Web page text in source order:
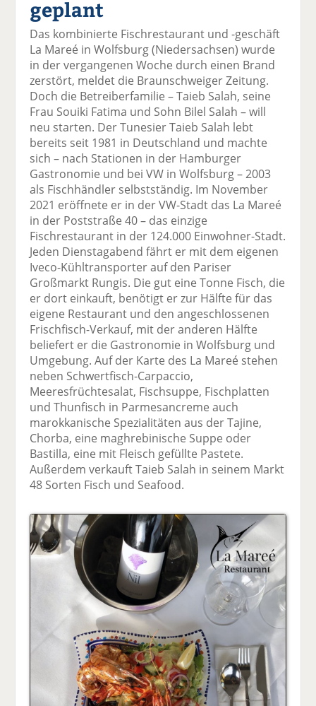
uf
F
ac
e
b
o
o
k
te
il
e
n
wi
tt
er
n
uf
Li
n
k
e
di
n
te
e
n
er
E
m
ai
l
v
se
d
e
n
ru
ck
e
geplant
Das kombinierte Fischrestaurant und -geschäft
La Mareé in Wolfsburg (Niedersachsen) wurde
in der vergangenen Woche durch einen Brand
zerstört, meldet die Braunschweiger Zeitung.
Doch die Betreiberfamilie – Taieb Salah, seine
Frau Souiki Fatima und Sohn Bilel Salah – will
neu starten. Der Tunesier Taieb Salah lebt
bereits seit 1981 in Deutschland und machte
sich – nach Stationen in der Hamburger
Gastronomie und bei VW in Wolfsburg – 2003
als Fischhändler selbstständig. Im November
2021 eröffnete er in der VW-Stadt das La Mareé
in der Poststraße 40 – das einzige
Fischrestaurant in der 124.000 Einwohner-Stadt.
Jeden Dienstagabend fährt er mit dem eigenen
Iveco-Kühltransporter auf den Pariser
Großmarkt Rungis. Die gut eine Tonne Fisch, die
er dort einkauft, benötigt er zur Hälfte für das
eigene Restaurant und den angeschlossenen
Frischfisch-Verkauf, mit der anderen Hälfte
beliefert er die Gastronomie in Wolfsburg und
Umgebung. Auf der Karte des La Mareé stehen
neben Schwertfisch-Carpaccio,
Meeresfrüchtesalat, Fischsuppe, Fischplatten
und Thunfisch in Parmesancreme auch
marokkanische Spezialitäten aus der Tajine,
Chorba, eine maghrebinische Suppe oder
Bastilla, eine mit Fleisch gefüllte Pastete.
Außerdem verkauft Taieb Salah in seinem Markt
48 Sorten Fisch und Seafood.